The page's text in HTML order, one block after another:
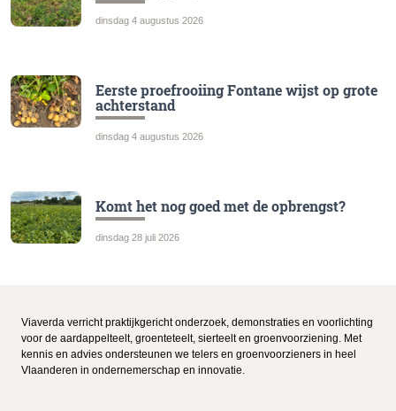
dinsdag 4 augustus 2026
Eerste proefrooiing Fontane wijst op grote
achterstand
dinsdag 4 augustus 2026
Komt het nog goed met de opbrengst?
dinsdag 28 juli 2026
Viaverda verricht praktijkgericht onderzoek, demonstraties en voorlichting
voor de aardappelteelt, groenteteelt, sierteelt en groenvoorziening. Met
kennis en advies ondersteunen we telers en groenvoorzieners in heel
Vlaanderen in ondernemerschap en innovatie.